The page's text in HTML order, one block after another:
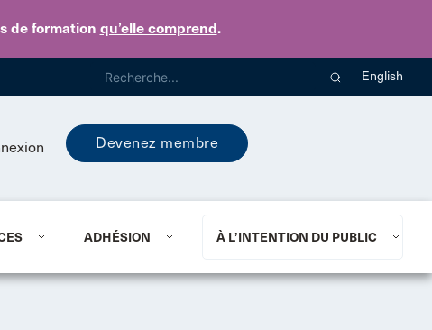
de formation qu’elle comprend.
English
Devenez membre
ADHÉSION À L’INTENTION DU PUBLIC